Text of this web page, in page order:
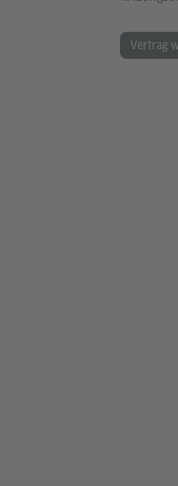
Vertrag